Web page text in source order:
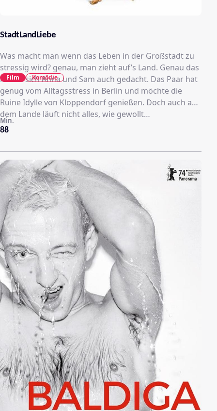
StadtLandLiebe
Was macht man wenn das Leben in der Großstadt zu
stressig wird? genau, man zieht auf’s Land. Genau das
haben sich Anna und Sam auch gedacht. Das Paar hat
genug vom Alltagsstress in Berlin und möchte die
Ruine Idylle von Kloppendorf genießen. Doch auch auf
dem Lande läuft nicht alles, wie gewollt…
88
Min.
Film Komödie